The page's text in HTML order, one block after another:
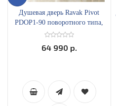
Душевая дверь Ravak Pivot
PDOP1-90 поворотного типа,
белый профиль прозрачное
64 990 р.